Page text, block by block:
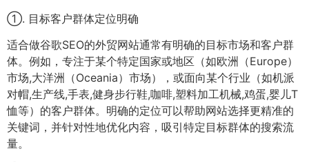
①. 目标客户群体定位明确
适合做谷歌SEO的外贸网站通常有明确的目标市场和客户群
体。例如，专注于某个特定国家或地区（如欧洲（Europe）
市场,大洋洲（Oceania）市场），或面向某个行业（如机派
对帽,生产线,手表,健身步行鞋,咖啡,塑料加工机械,鸡蛋,婴儿T
恤等）的客户群体。明确的定位可以帮助网站选择更精准的
关键词，并针对性地优化内容，吸引特定目标群体的搜索流
量。